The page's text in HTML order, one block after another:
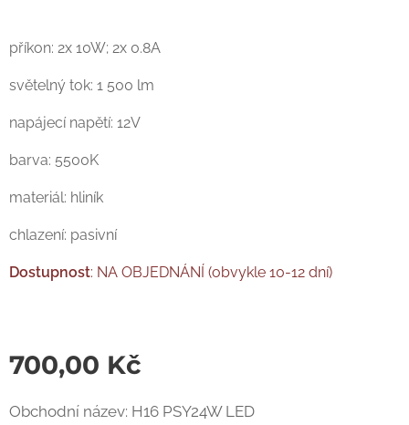
příkon: 2x 10W; 2x 0.8A
světelný tok: 1 500 lm
napájecí napětí: 12V
barva: 5500K
materiál: hliník
chlazení: pasivní
Dostupnost: NA OBJEDNÁNÍ (obvykle 10-12 dní)
700,00 Kč
Obchodní název: H16 PSY24W LED